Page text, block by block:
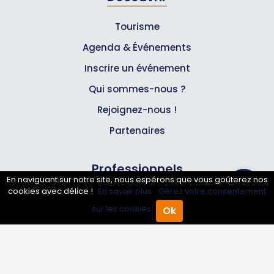
Annuaire Pro Agenda
Tourisme
Agenda & Événements
Inscrire un événement
Qui sommes-nous ?
Rejoignez-nous !
Partenaires
Professionnels
Annuaire pro
Inscrire mon entreprise
En naviguant sur notre site, nous espérons que vous goûterez nos
cookies avec délice ! En savoir plus. Gérez votre consentement
sur les cookies.
Ok